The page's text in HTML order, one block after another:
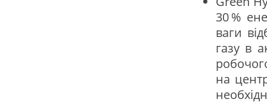
30 %
ваги
газу в
на